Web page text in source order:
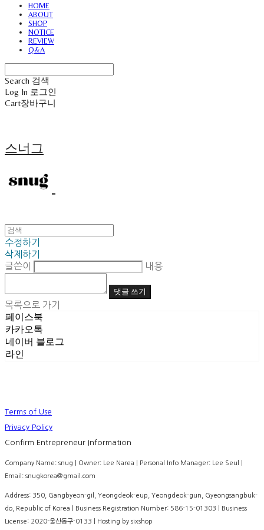
HOME
ABOUT
SHOP
NOTICE
REVIEW
Q&A
Search 검색
Log In 로그인
Cart장바구니
스너그
수정하기
삭제하기
글쓴이
내용
댓글 쓰기
목록으로 가기
페이스북
카카오톡
네이버 블로그
라인
Terms of Use
Privacy Policy
Confirm Entrepreneur Information
Company Name: snug | Owner: Lee Narea | Personal Info Manager: Lee Seul |
Email: snugkorea@gmail.com
Address: 350, Gangbyeon-gil, Yeongdeok-eup, Yeongdeok-gun, Gyeongsangbuk-
do, Republic of Korea | Business Registration Number: 586-15-01303 | Business
License: 2020-울산동구-0133 | Hosting by sixshop